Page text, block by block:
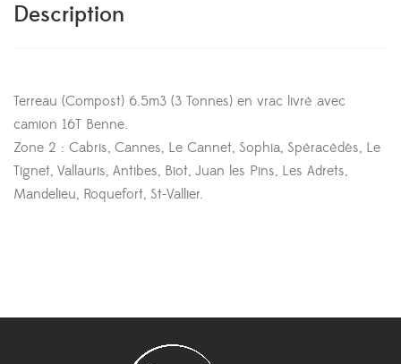
Description
Terreau (Compost) 6.5m3 (3 Tonnes) en vrac livré avec
camion 16T Benne.
Zone 2 : Cabris, Cannes, Le Cannet, Sophia, Spéracédès, Le
Tignet, Vallauris, Antibes, Biot, Juan les Pins, Les Adrets,
Mandelieu, Roquefort, St-Vallier.